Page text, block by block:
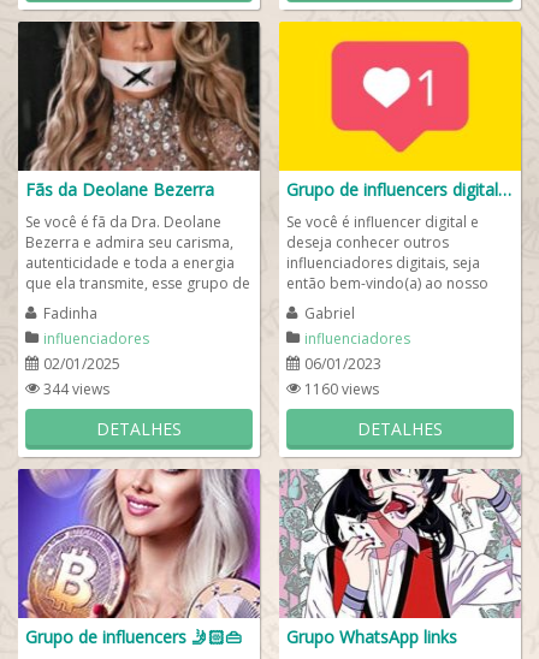
Fãs da Deolane Bezerra
Se você é fã da Dra. Deolane
Bezerra e admira seu carisma,
autenticidade e toda a energia
que ela transmite, esse grupo de
whats é o lugar certo para
você....
Fadinha
influenciadores
02/01/2025
344 views
DETALHES
Grupo de influencers digital❤️
Se você é influencer digital e
deseja conhecer outros
influenciadores digitais, seja
então bem-vindo(a) ao nosso
Grupo de influencers digital❤️!
Um grupo...
Gabriel
influenciadores
06/01/2023
1160 views
DETALHES
Grupo de influencers 🤳🏻👜 Grupo WhatsApp links